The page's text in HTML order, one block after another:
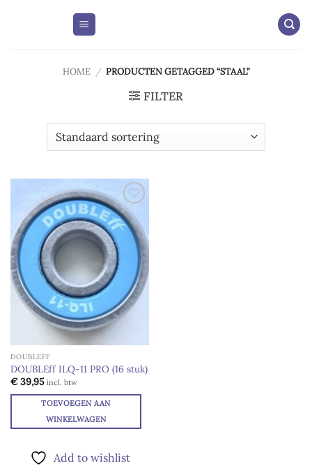
HOME / PRODUCTEN GETAGGED “STAAL”
FILTER
Add to
wishlist
DOUBLEFF
DOUBLEff ILQ-11 PRO (16 stuk)
€39,95 incl. btw
TOEVOEGEN AAN
WINKELWAGEN
Add to wishlist